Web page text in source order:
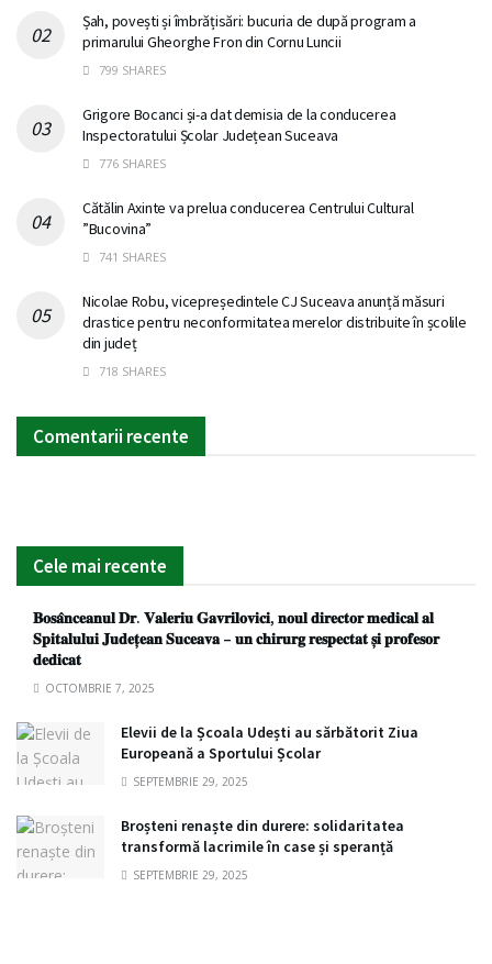
Șah, povești și îmbrățisări: bucuria de după program a
primarului Gheorghe Fron din Cornu Luncii
799 SHARES
Grigore Bocanci și-a dat demisia de la conducerea
Inspectoratului Școlar Județean Suceava
776 SHARES
Cătălin Axinte va prelua conducerea Centrului Cultural
”Bucovina”
741 SHARES
Nicolae Robu, vicepreședintele CJ Suceava anunță măsuri
drastice pentru neconformitatea merelor distribuite în școlile
din județ
718 SHARES
Comentarii recente
Cele mai recente
𝐁𝐨𝐬𝐚̂𝐧𝐜𝐞𝐚𝐧𝐮𝐥 𝐃𝐫. 𝐕𝐚𝐥𝐞𝐫𝐢𝐮 𝐆𝐚𝐯𝐫𝐢𝐥𝐨𝐯𝐢𝐜𝐢, 𝐧𝐨𝐮𝐥 𝐝𝐢𝐫𝐞𝐜𝐭𝐨𝐫 𝐦𝐞𝐝𝐢𝐜𝐚𝐥 𝐚𝐥
𝐒𝐩𝐢𝐭𝐚𝐥𝐮𝐥𝐮𝐢 𝐉𝐮𝐝𝐞𝐭̦𝐞𝐚𝐧 𝐒𝐮𝐜𝐞𝐚𝐯𝐚 – 𝐮𝐧 𝐜𝐡𝐢𝐫𝐮𝐫𝐠 𝐫𝐞𝐬𝐩𝐞𝐜𝐭𝐚𝐭 𝐬̦𝐢 𝐩𝐫𝐨𝐟𝐞𝐬𝐨𝐫
𝐝𝐞𝐝𝐢𝐜𝐚𝐭
OCTOMBRIE 7, 2025
Elevii de la Școala Udești au sărbătorit Ziua
Europeană a Sportului Școlar
SEPTEMBRIE 29, 2025
Broșteni renaște din durere: solidaritatea
transformă lacrimile în case și speranță
SEPTEMBRIE 29, 2025